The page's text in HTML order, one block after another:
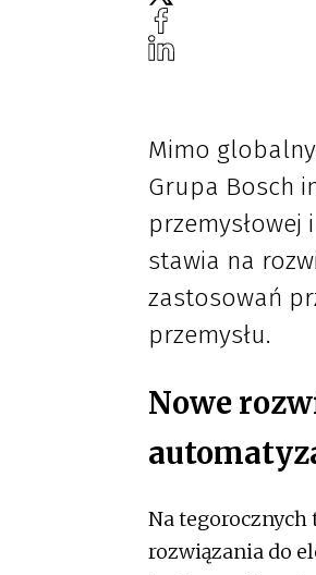
Mimo
Grupa Bosch
stawia na
zastosowań
przemysłu.
Nowe
Na tegorocznych
rozwiązania do